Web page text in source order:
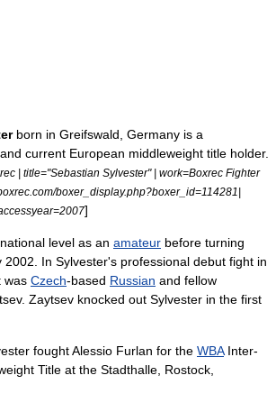
born in Greifswald, Germany is a
current European middleweight title holder.
| title="Sebastian Sylvester" | work=Boxrec Fighter
boxer_display.php?boxer_id=114281|
]
level as an amateur before turning
2002. In Sylvester's professional debut fight in
was Czech-based Russian and fellow
Zaytsev knocked out Sylvester in the first
foughtAlessio Furlan for the WBAInter-
Title at the Stadthalle, Rostock